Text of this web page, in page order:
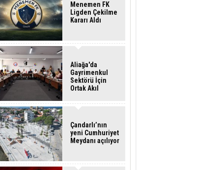
Menemen FK
Ligden Çekilme
Kararı Aldı
Aliağa'da
Gayrimenkul
Sektörü İçin
Ortak Akıl
Çandarlı’nın
yeni Cumhuriyet
Meydanı açılıyor